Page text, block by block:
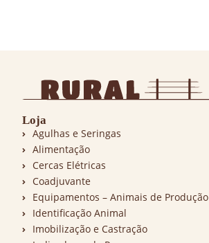
Loja
Agulhas e Seringas
Alimentação
Cercas Elétricas
Coadjuvante
Equipamentos – Animais de Produção
Identificação Animal
Imobilização e Castração